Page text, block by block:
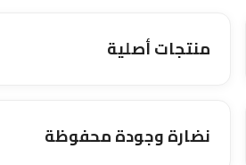
منتجات أصلية
نضارة وجودة محفوظة